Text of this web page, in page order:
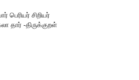
பெரியர் சிறியர்
தார் -திருக்குறள்